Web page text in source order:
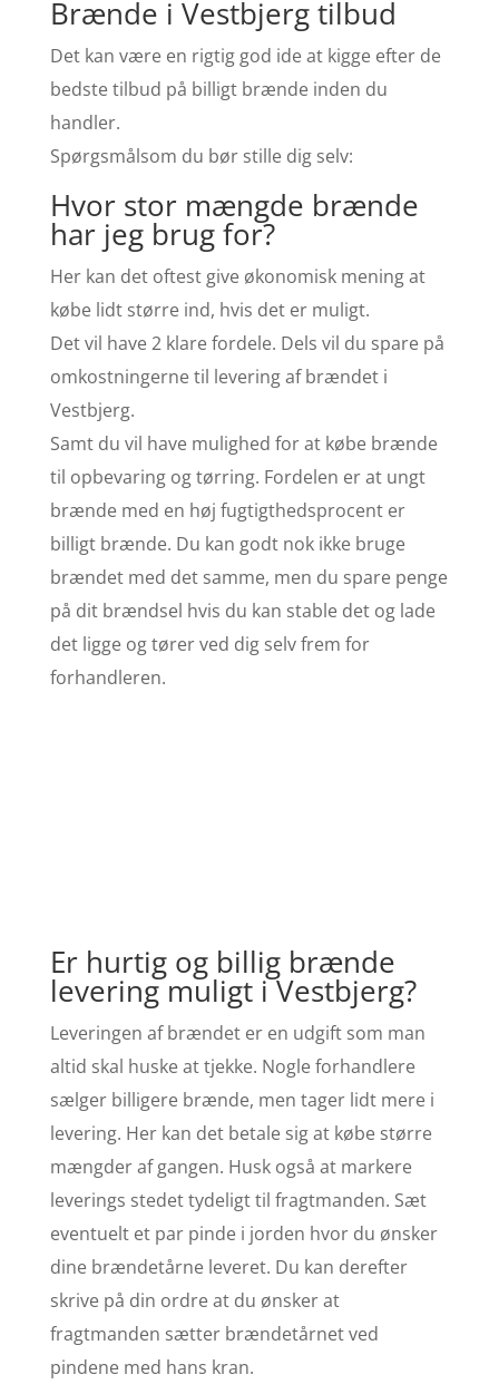
Brænde i Vestbjerg tilbud
Det kan være en rigtig god ide at kigge efter de
bedste tilbud på billigt brænde inden du
handler.
Spørgsmålsom du bør stille dig selv:
Hvor stor mængde brænde
har jeg brug for?
Her kan det oftest give økonomisk mening at
købe lidt større ind, hvis det er muligt.
Det vil have 2 klare fordele. Dels vil du spare på
omkostningerne til levering af brændet i
Vestbjerg.
Samt du vil have mulighed for at købe brænde
til opbevaring og tørring. Fordelen er at ungt
brænde med en høj fugtigthedsprocent er
billigt brænde. Du kan godt nok ikke bruge
brændet med det samme, men du spare penge
på dit brændsel hvis du kan stable det og lade
det ligge og tører ved dig selv frem for
forhandleren.
Er hurtig og billig brænde
levering muligt i Vestbjerg?
Leveringen af brændet er en udgift som man
altid skal huske at tjekke. Nogle forhandlere
sælger billigere brænde, men tager lidt mere i
levering. Her kan det betale sig at købe større
mængder af gangen. Husk også at markere
leverings stedet tydeligt til fragtmanden. Sæt
eventuelt et par pinde i jorden hvor du ønsker
dine brændetårne leveret. Du kan derefter
skrive på din ordre at du ønsker at
fragtmanden sætter brændetårnet ved
pindene med hans kran.